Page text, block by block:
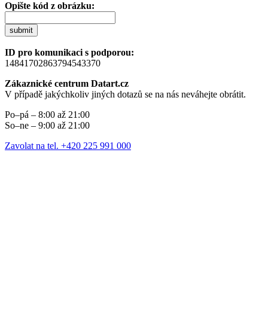
Opište kód z obrázku:
submit
ID pro komunikaci s podporou:
14841702863794543370
Zákaznické centrum Datart.cz
V případě jakýchkoliv jiných dotazů se na nás neváhejte obrátit.
Po–pá – 8:00 až 21:00
So–ne – 9:00 až 21:00
Zavolat na tel. +420 225 991 000